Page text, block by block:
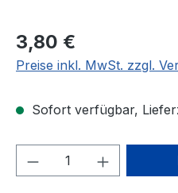
Regulärer Preis:
3,80 €
Preise inkl. MwSt. zzgl.
Sofort verfügbar,
Produkt Anzahl: